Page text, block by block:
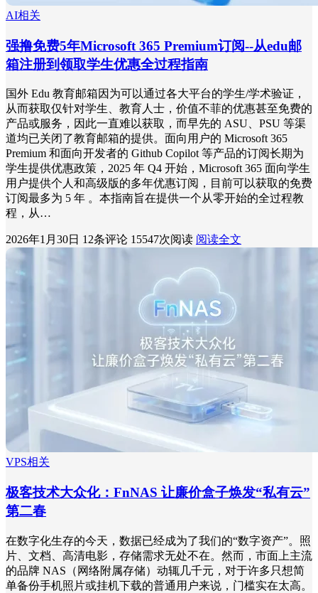
AI相关
强撸免费5年Microsoft 365 Premium订阅--从edu邮
箱注册到领取学生优惠全过程指南
国外 Edu 教育邮箱因为可以通过各大平台的学生/学术验证，
从而获取仅针对学生、教育人士，价值不菲的优惠甚至免费的
产品或服务，因此一直难以获取，而早先的 ASU、PSU 等渠
道均已关闭了教育邮箱的提供。面向用户的 Microsoft 365
Premium 和面向开发者的 Github Copilot 等产品的订阅长期为
学生提供优惠政策，2025 年 Q4 开始，Microsoft 365 面向学生
用户提供个人和高级版的多年优惠订阅，目前可以获取的免费
订阅最多为 5 年 。本指南旨在提供一个从零开始的全过程教
程，从…
2026年1月30日 12条评论 15547次阅读 阅读全文
VPS相关
极客技术大众化：FnNAS 让廉价盒子焕发“私有云”
第二春
在数字化生存的今天，数据已经成为了我们的“数字资产”。照
片、文档、高清电影，存储需求无处不在。然而，市面上主流
的品牌 NAS（网络附属存储）动辄几千元，对于许多只想简
单备份手机照片或挂机下载的普通用户来说，门槛实在太高。